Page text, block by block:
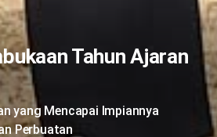
Tahun Ajaran
yang Mencapai Impiannya
Perbuatan